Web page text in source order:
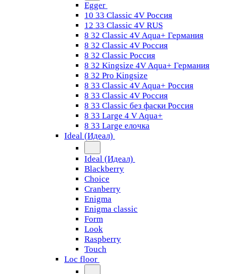
Egger
10 33 Classic 4V Россия
12 33 Classic 4V RUS
8 32 Classic 4V Aqua+ Германия
8 32 Classic 4V Россия
8 32 Classic Россия
8 32 Kingsize 4V Aqua+ Германия
8 32 Pro Kingsize
8 33 Classic 4V Aqua+ Россия
8 33 Classic 4V Россия
8 33 Classic без фаски Россия
8 33 Large 4 V Aqua+
8 33 Large елочка
Ideal (Идеал)
Ideal (Идеал)
Blackberry
Choice
Cranberry
Enigma
Enigma classic
Form
Look
Raspberry
Touch
Loc floor